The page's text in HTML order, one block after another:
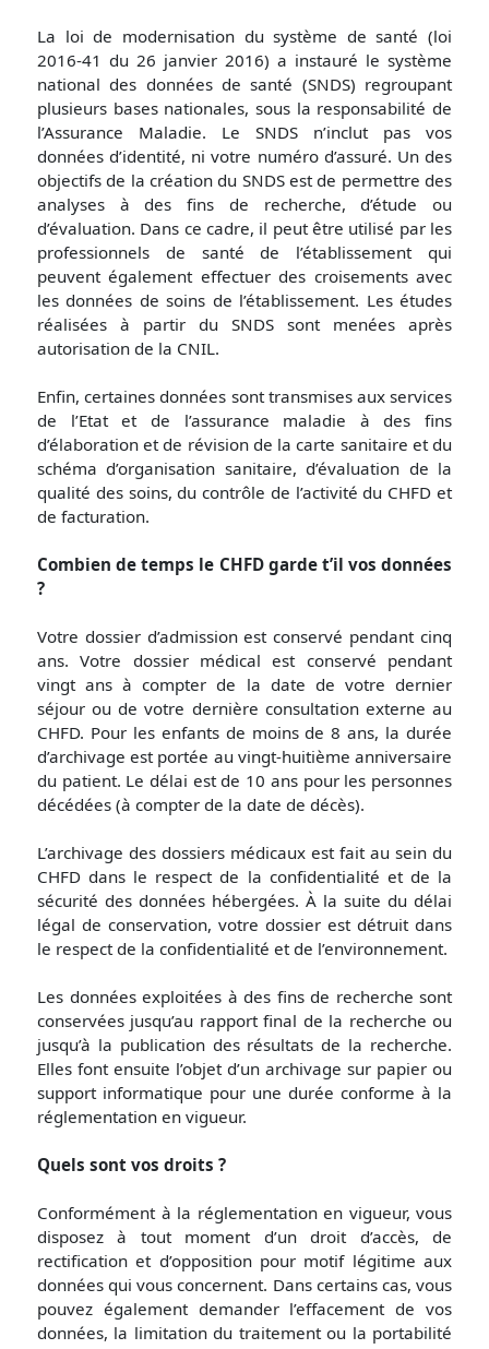
La loi de modernisation du système de santé (loi
2016-41 du 26 janvier 2016) a instauré le système
national des données de santé (SNDS) regroupant
plusieurs bases nationales, sous la responsabilité de
l’Assurance Maladie. Le SNDS n’inclut pas vos
données d’identité, ni votre numéro d’assuré. Un des
objectifs de la création du SNDS est de permettre des
analyses à des fins de recherche, d’étude ou
d’évaluation. Dans ce cadre, il peut être utilisé par les
professionnels de santé de l’établissement qui
peuvent également effectuer des croisements avec
les données de soins de l’établissement. Les études
réalisées à partir du SNDS sont menées après
autorisation de la CNIL.
Enfin, certaines données sont transmises aux services
de l’Etat et de l’assurance maladie à des fins
d’élaboration et de révision de la carte sanitaire et du
schéma d’organisation sanitaire, d’évaluation de la
qualité des soins, du contrôle de l’activité du CHFD et
de facturation.
Combien de temps le CHFD garde t’il vos données
?
Votre dossier d’admission est conservé pendant cinq
ans. Votre dossier médical est conservé pendant
vingt ans à compter de la date de votre dernier
séjour ou de votre dernière consultation externe au
CHFD. Pour les enfants de moins de 8 ans, la durée
d’archivage est portée au vingt-huitième anniversaire
du patient. Le délai est de 10 ans pour les personnes
décédées (à compter de la date de décès).
L’archivage des dossiers médicaux est fait au sein du
CHFD dans le respect de la confidentialité et de la
sécurité des données hébergées. À la suite du délai
légal de conservation, votre dossier est détruit dans
le respect de la confidentialité et de l’environnement.
Les données exploitées à des fins de recherche sont
conservées jusqu’au rapport final de la recherche ou
jusqu’à la publication des résultats de la recherche.
Elles font ensuite l’objet d’un archivage sur papier ou
support informatique pour une durée conforme à la
réglementation en vigueur.
Quels sont vos droits ?
Conformément à la réglementation en vigueur, vous
disposez à tout moment d’un droit d’accès, de
rectification et d’opposition pour motif légitime aux
données qui vous concernent. Dans certains cas, vous
pouvez également demander l’effacement de vos
données, la limitation du traitement ou la portabilité